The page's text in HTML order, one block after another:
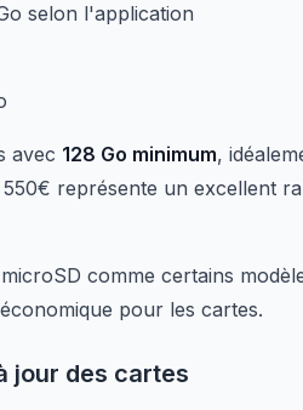
selon l'application
avec 128 Go minimum,
550€ représente un excellent
comme certains
pour les cartes.
jour des cartes